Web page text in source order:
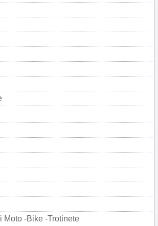
Moto -Bike -Trotinete